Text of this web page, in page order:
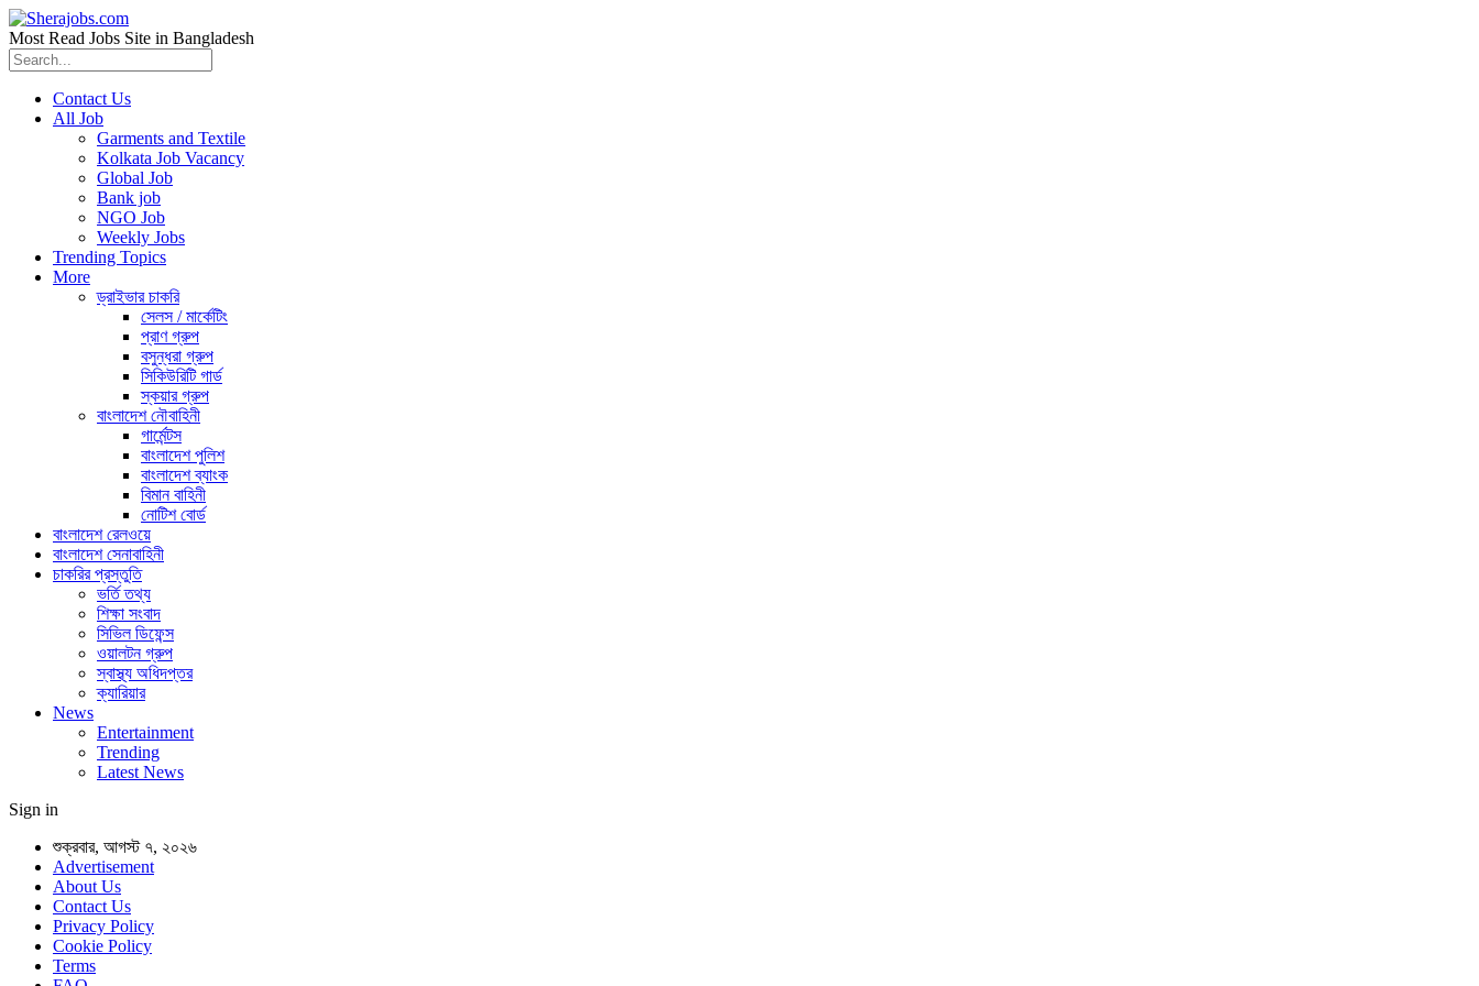
Most Read Jobs Site in Bangladesh
Contact Us
All Job
Garments and Textile
Kolkata Job Vacancy
Global Job
Bank job
NGO Job
Weekly Jobs
Trending Topics
More
ড্রাইভার চাকরি
সেলস / মার্কেটিং
প্রাণ গ্রুপ
বসুন্ধরা গ্রুপ
সিকিউরিটি গার্ড
স্কয়ার গ্রুপ
বাংলাদেশ নৌবাহিনী
গার্মেন্টস
বাংলাদেশ পুলিশ
বাংলাদেশ ব্যাংক
বিমান বাহিনী
নোটিশ বোর্ড
বাংলাদেশ রেলওয়ে
বাংলাদেশ সেনাবাহিনী
চাকরির প্রস্তুতি
ভর্তি তথ্য
শিক্ষা সংবাদ
সিভিল ডিফেন্স
ওয়ালটন গ্রুপ
স্বাস্থ্য অধিদপ্তর
ক্যারিয়ার
News
Entertainment
Trending
Latest News
Sign in
শুক্রবার, আগস্ট ৭, ২০২৬
Advertisement
About Us
Contact Us
Privacy Policy
Cookie Policy
Terms